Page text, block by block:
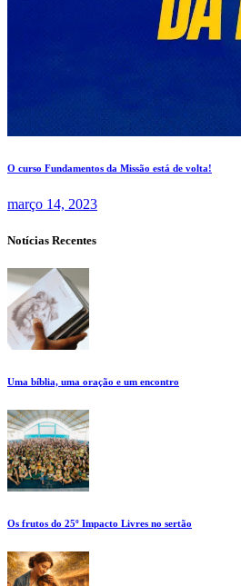
O curso Fundamentos da Missão está de volta!
março 14, 2023
Notícias Recentes
Uma bíblia, uma oração e um encontro
Os frutos do 25º Impacto Livres no sertão